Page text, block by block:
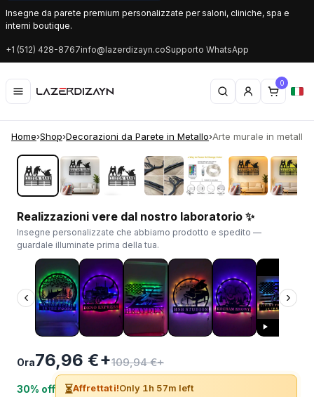
Insegne da parete premium personalizzate per saloni, cliniche, spa e
interni boutique.
+1 (512) 428-8767info@lazerdizayn.coSupporto WhatsApp
0
Home›Shop›Decorazioni da Parete in Metallo›Arte murale in metallo
‹ ›
Realizzazioni vere dal nostro laboratorio ✨
Insegne personalizzate che abbiamo prodotto e spedito —
guardale illuminate prima della tua.
‹ ›
Ora76,96 €+109,94 €+
30% off ⏳Affrettati!Only 1h 57m left